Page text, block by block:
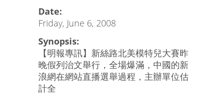
Date:
Friday, June 6, 2008
Synopsis:
【明報專訊】新絲路北美模特兒大賽昨
晚假列治文舉行，全場爆滿，中國的新
浪網在網站直播選舉過程，主辦單位估
計全